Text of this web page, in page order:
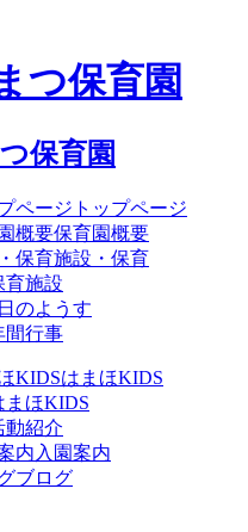
トップページ
保育園概要
施設・保育
育施設
のようす
間行事
はまほKIDS
まほKIDS
動紹介
入園案内
ブログ